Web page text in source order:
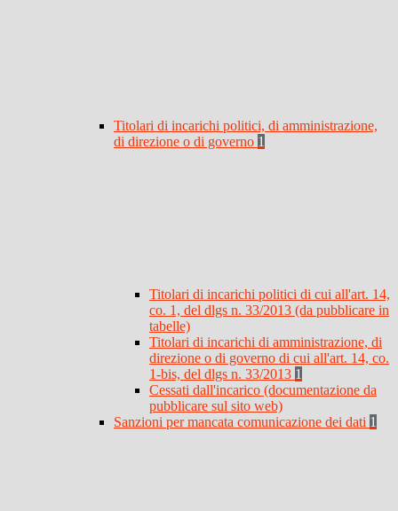
Titolari di incarichi politici, di amministrazione,
di direzione o di governo 1
Titolari di incarichi politici di cui all'art. 14,
co. 1, del dlgs n. 33/2013 (da pubblicare in
tabelle)
Titolari di incarichi di amministrazione, di
direzione o di governo di cui all'art. 14, co.
1-bis, del dlgs n. 33/2013 1
Cessati dall'incarico (documentazione da
pubblicare sul sito web)
Sanzioni per mancata comunicazione dei dati 1